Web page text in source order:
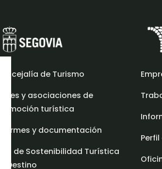
Concejalía de Turismo
Redes y asociaciones de
promoción turística
Informes y documentación
Plan de Sostenibilidad Turística
en Destino